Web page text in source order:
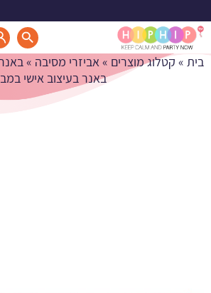
באנר בעיצוב
בית » קטלוג מוצרים »אביזרי מסיבה »
באנר בעיצוב אישי